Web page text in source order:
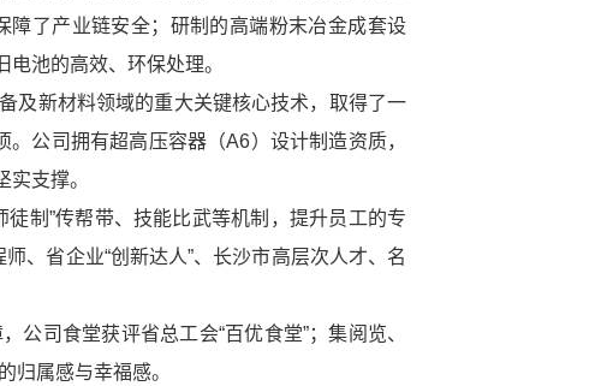
了产业链安全；研制的高端粉末冶金成套设
池的高效、环保处理。
及新材料领域的重大关键核心技术，取得了一
公司拥有超高压容器（A6）设计制造资质，
支撑。
制”传帮带、技能比武等机制，提升员工的专
、省企业“创新达人”、长沙市高层次人才、名
司食堂获评省总工会“百优食堂”；集阅览、
归属感与幸福感。